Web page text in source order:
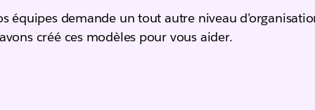
équipes demande un tout autre niveau
créé ces modèles pour vous aider.